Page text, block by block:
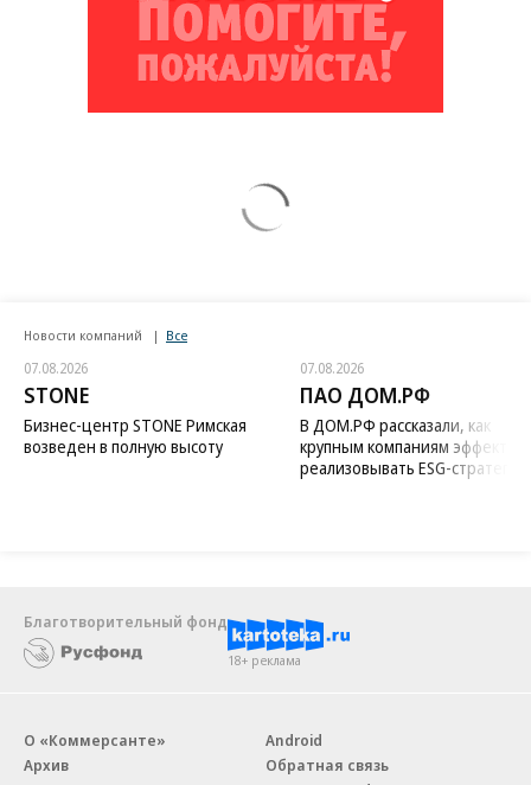
Новости компаний Все
07.08.2026
STONE
Бизнес-центр STONE Римская
возведен в полную высоту
07.08.2026
ПАО ДОМ.РФ
В ДОМ.РФ рассказали, как
крупным компаниям
реализовывать ESG-стратегию
Благотворительный фонд
18+ реклама
О «Коммерсанте»
Архив
Android
Обратная связь